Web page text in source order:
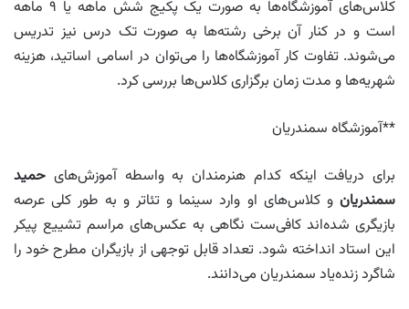
کلاس‌های آموزشگاه‌ها به صورت یک پکیج شش ماهه یا ۹ ماهه
است و در کنار آن برخی رشته‌ها به صورت تک درس نیز تدریس
می‌شوند. تفاوت کار آموزشگاه‌ها را می‌توان در اسامی اساتید، هزینه
شهریه‌ها و مدت زمان برگزاری کلاس‌ها بررسی کرد.
**آموزشگاه سمندریان
برای دریافت اینکه کدام هنرمندان به واسطه آموزش‌های حمید
سمندریان و کلاس‌های او وارد سینما و تئاتر و به طور کلی عرصه
بازیگری شده‌اند کافی‌ست نگاهی به عکس‌های مراسم تشییع پیکر
این استاد انداخته شود. تعداد قابل توجهی از بازیگران مطرح خود را
شاگرد زنده‌یاد سمندریان می‌دانند.